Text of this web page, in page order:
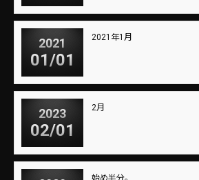
2021
01/01
2021年1月
2023
02/01
2月